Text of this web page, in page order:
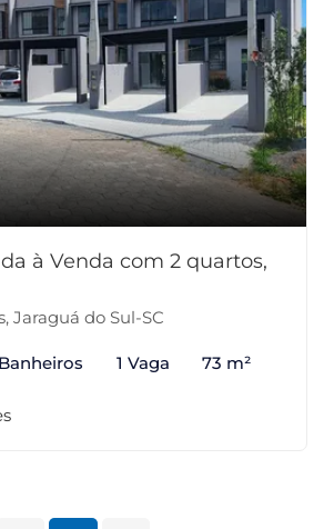
à Venda com 2 quartos,
Jaraguá do Sul-SC
1 Vaga 73 m²